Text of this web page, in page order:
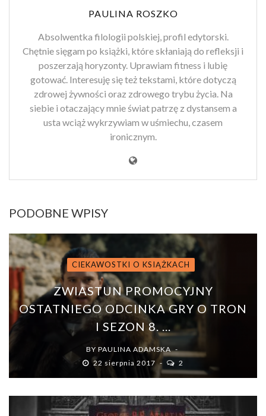
PAULINA ROSZKO
Absolwentka filologii polskiej, profil edytorski.
Chętnie sięgam po książki, które skłaniają do refleksji i
poszerzają horyzonty. Uprawiam fitness i lubię
gotować. Interesuję się też tekstami, które dotyczą
zdrowej żywności oraz zdrowego trybu życia. Na
siebie i otaczający mnie świat patrzę z dystansem a
usta wciąż wykrzywiam w uśmiechu, czasem
ironicznym.
PODOBNE WPISY
CIEKAWOSTKI O KSIĄŻKACH
ZWIASTUN PROMOCYJNY
OSTATNIEGO ODCINKA GRY O TRON
I SEZON 8. ...
BY PAULINA ADAMSKA
22 sierpnia 2017
2